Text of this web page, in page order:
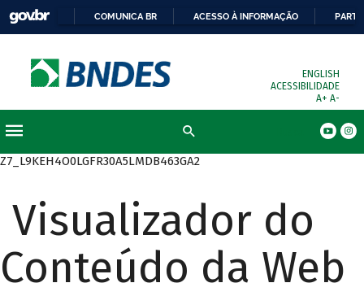
COMUNICA BR ACESSO À INFORMAÇÃO
ENGLISH
ACESSIBILIDADE
A+ A-
Z7_L9KEH4O0LGFR30A5LMDB463GA2
Visualizador do
Conteúdo da Web